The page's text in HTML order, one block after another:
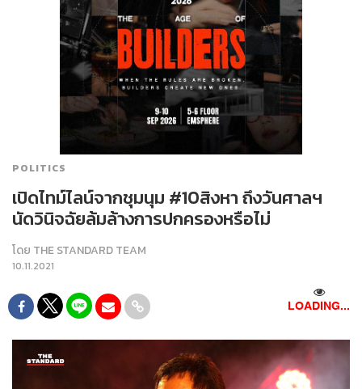
POLITICS
เปิดไทม์ไลน์จากชุมนุม #10สิงหา ถึงวันศาลฯ
นัดวินิจฉัยล้มล้างการปกครองหรือไม่
โดย THE STANDARD TEAM
10.11.2021
LOADING...